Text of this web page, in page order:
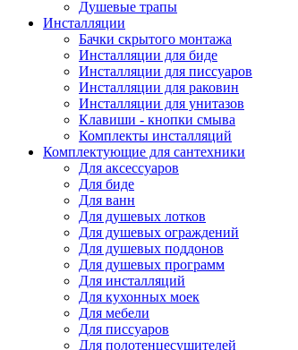
Душевые трапы
Инсталляции
Бачки скрытого монтажа
Инсталляции для биде
Инсталляции для писсуаров
Инсталляции для раковин
Инсталляции для унитазов
Клавиши - кнопки смыва
Комплекты инсталляций
Комплектующие для сантехники
Для аксессуаров
Для биде
Для ванн
Для душевых лотков
Для душевых ограждений
Для душевых поддонов
Для душевых программ
Для инсталляций
Для кухонных моек
Для мебели
Для писсуаров
Для полотенцесушителей